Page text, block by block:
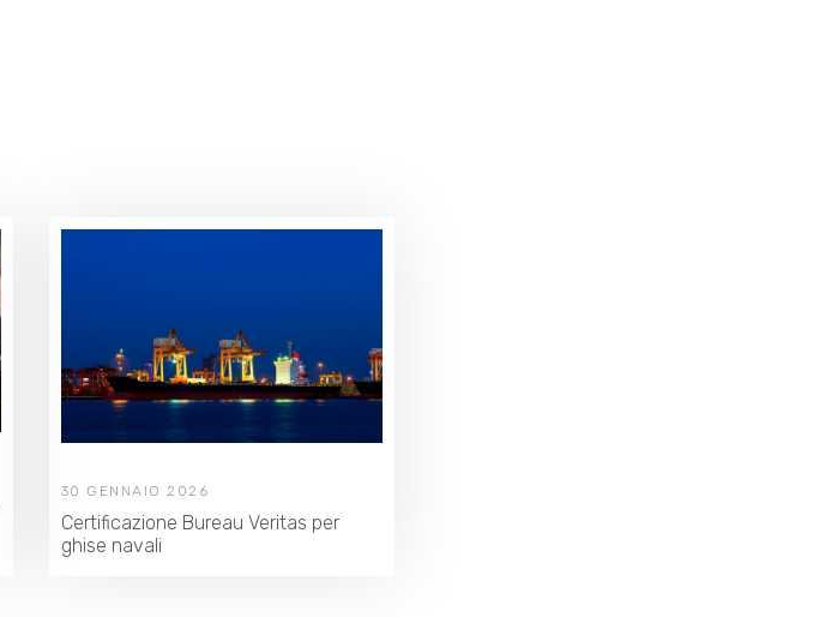
30 GENNAIO 2026
Certificazione Bureau Veritas per
ghise navali